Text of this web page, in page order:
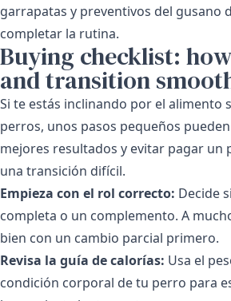
garrapatas y preventivos del gusano
completar la rutina.
Buying checklist:
and transition
Si te estás inclinando por el alimento
perros, unos pasos pequeños
mejores resultados y evitar pagar un
una transición difícil.
Empieza con el rol correcto: Decide
completa o un complemento. A
bien con un cambio parcial primero.
Revisa la guía de calorías: Usa el
condición corporal de tu perro para